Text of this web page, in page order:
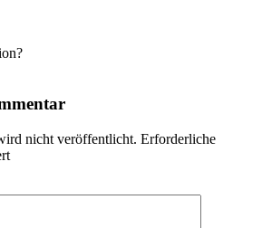
nicht veröffentlicht. Erforderliche